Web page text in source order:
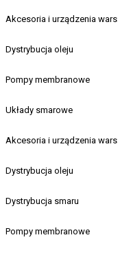
Akcesoria i urządzenia
Dystrybucja oleju
Pompy membranowe
Układy smarowe
Akcesoria i urządzenia
Dystrybucja oleju
Dystrybucja smaru
Pompy membranowe